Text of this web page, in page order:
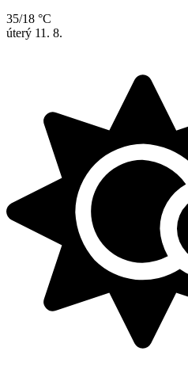
35/18 °C
úterý 11. 8.